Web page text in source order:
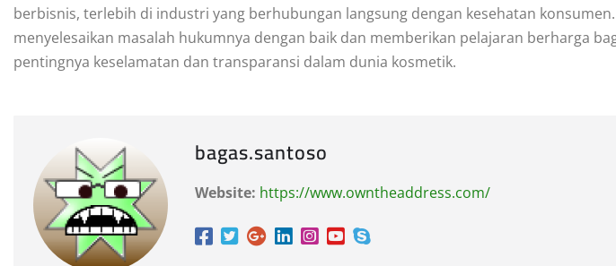
berbisnis, terlebih di industri yang berhubungan langsung dengan kesehatan
menyelesaikan masalah hukumnya dengan baik dan memberikan pelajaran berharga
pentingnya keselamatan dan transparansi dalam dunia kosmetik.
bagas.santoso
Website: https://www.owntheaddress.com/